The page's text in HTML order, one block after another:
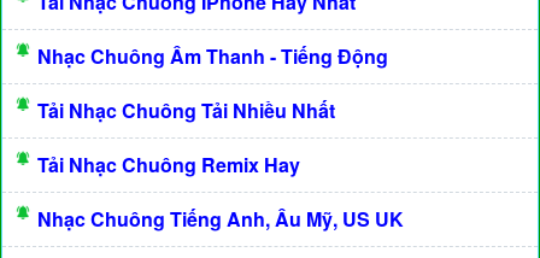
Nhạc Chuông Âm Thanh - Tiếng Động
Tải Nhạc Chuông Tải Nhiều Nhất
Tải Nhạc Chuông Remix Hay
Nhạc Chuông Tiếng Anh, Âu Mỹ, US UK